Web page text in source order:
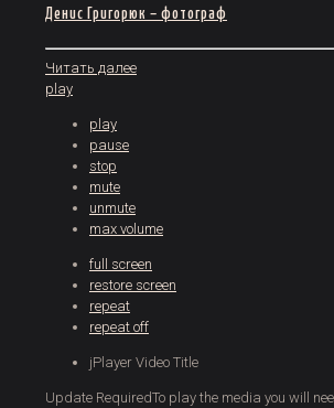
Денис Григорюк – фотограф
Читать далее
play
play
pause
stop
mute
unmute
max volume
full screen
restore screen
repeat
repeat off
jPlayer Video Title
Update RequiredTo play the media you will